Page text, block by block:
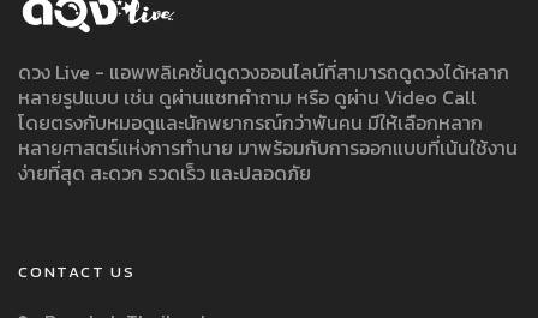
ดวง Live - แอพพลิเคชั่นดูดวงออนไลน์ที่สามารถดูดวงได้หลาก
หลายรูปแบบ เช่น ดูผ่านแชทคำถาม หรือ ดูผ่าน Video Call
โดยตรงกับหมอดูและนักพยากรณ์กว่าพันคน มีให้เลือกหลาก
หลายศาสตร์แห่งการทำนาย มาพร้อมกับการออกแบบที่เน้นใช้งาน
ง่ายที่สุด สะดวก รวดเร็ว และปลอดภัย
CONTACT US